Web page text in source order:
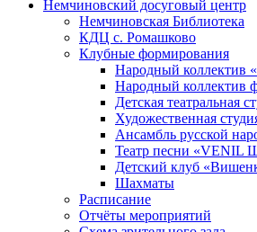
Немчиновский досуговый центр
Немчиновская Библиотека
КДЦ с. Ромашково
Клубные формирования
Народный коллектив
Народный коллектив
Детская театральная
Художественная
Ансамбль русской
Театр песни «VENIL
Детский клуб
Шахматы
Расписание
Отчёты мероприятий